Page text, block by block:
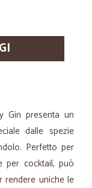
Gin presenta un
dalle spezie
Perfetto per
per cocktail, può
rendere uniche le